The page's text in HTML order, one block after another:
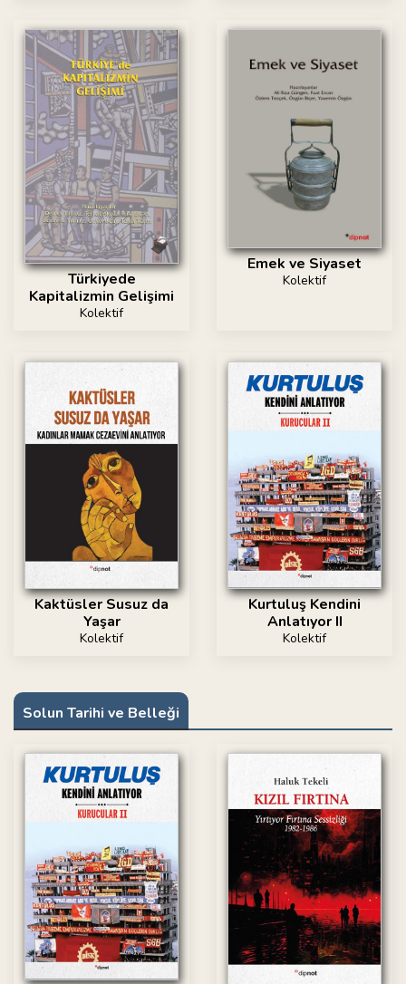
Türkiyede
Kapitalizmin Gelişimi
Kolektif
Emek ve Siyaset
Kolektif
Kaktüsler Susuz da
Yaşar
Kolektif
Kurtuluş Kendini
Anlatıyor II
Kolektif
Solun Tarihi ve Belleği